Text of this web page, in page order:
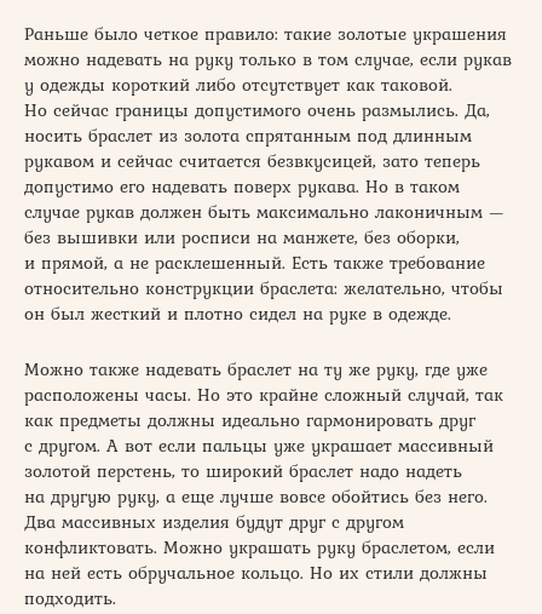
Раньше было четкое правило: такие золотые украшения
можно надевать на руку только в том случае, если рукав
у одежды короткий либо отсутствует как таковой.
Но сейчас границы допустимого очень размылись. Да,
носить браслет из золота спрятанным под длинным
рукавом и сейчас считается безвкусицей, зато теперь
допустимо его надевать поверх рукава. Но в таком
случае рукав должен быть максимально лаконичным —
без вышивки или росписи на манжете, без оборки,
и прямой, а не расклешенный. Есть также требование
относительно конструкции браслета: желательно, чтобы
он был жесткий и плотно сидел на руке в одежде.
Можно также надевать браслет на ту же руку, где уже
расположены часы. Но это крайне сложный случай, так
как предметы должны идеально гармонировать друг
с другом. А вот если пальцы уже украшает массивный
золотой перстень, то широкий браслет надо надеть
на другую руку, а еще лучше вовсе обойтись без него.
Два массивных изделия будут друг с другом
конфликтовать. Можно украшать руку браслетом, если
на ней есть обручальное кольцо. Но их стили должны
подходить.